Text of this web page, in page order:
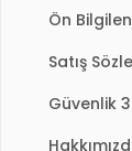
Ön
Satış
Güvenlik